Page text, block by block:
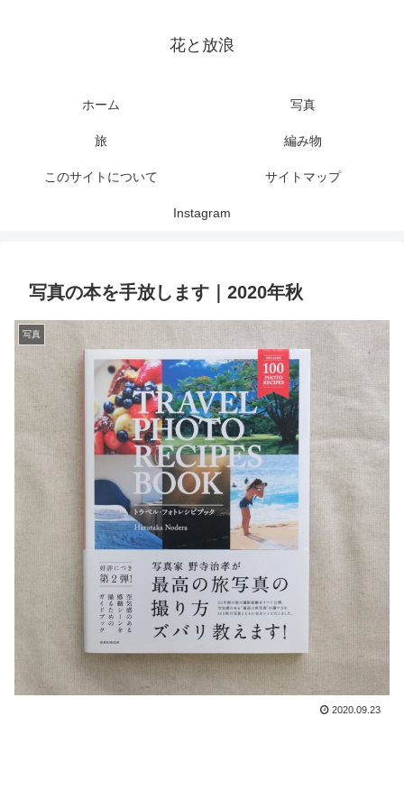
花と放浪
ホーム 写真
旅 編み物
このサイトについて サイトマップ
Instagram
写真の本を手放します｜2020年秋
写真
2020.09.23